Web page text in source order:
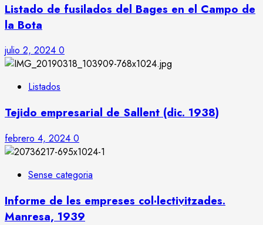
Listado de fusilados del Bages en el Campo de
la Bota
julio 2, 2024 0
Listados
Tejido empresarial de Sallent (dic. 1938)
febrero 4, 2024 0
Sense categoria
Informe de les empreses col·lectivitzades.
Manresa, 1939